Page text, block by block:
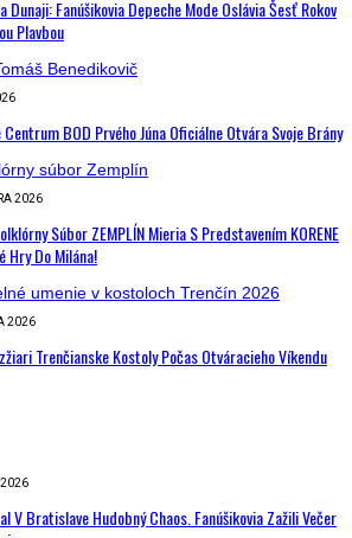
Dunaji: Fanúšikovia Depeche Mode Oslávia Šesť Rokov
Plavbou
BOD Prvého Júna Oficiálne Otvára Svoje Brány
2026
Súbor ZEMPLÍN Mieria S Predstavením KORENE
Hry Do Milána!
2026
Trenčianske Kostoly Počas Otváracieho Víkendu
2026
V Bratislave Hudobný Chaos. Fanúšikovia Zažili Večer